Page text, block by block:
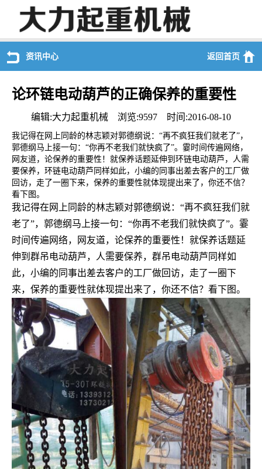
资讯中心 返回首页
论环链电动葫芦的正确保养的重要性
编辑:大力起重机械 浏览:9597 时间:2016-08-10
我记得在网上同龄的林志颖对郭德纲说：“再不疯狂我们就老了”，
郭德纲马上接一句：“你再不老我们就快疯了”。霎时间传遍网络，
网友道，论保养的重要性！就保养话题延伸到环链电动葫芦，人需
要保养，环链电动葫芦同样如此，小编的同事出差去客户的工厂做
回访，走了一圈下来，保养的重要性就体现提出来了，你还不信？
看下图。
我记得在网上同龄的林志颖对郭德纲说：“再不疯狂我们就
老了”，郭德纲马上接一句：“你再不老我们就快疯了”。霎
时间传遍网络，网友道，论保养的重要性！就保养话题延
伸到群吊电动葫芦，人需要保养，群吊电动葫芦同样如
此，小编的同事出差去客户的工厂做回访，走了一圈下
来，保养的重要性就体现提出来了，你还不信？看下图。